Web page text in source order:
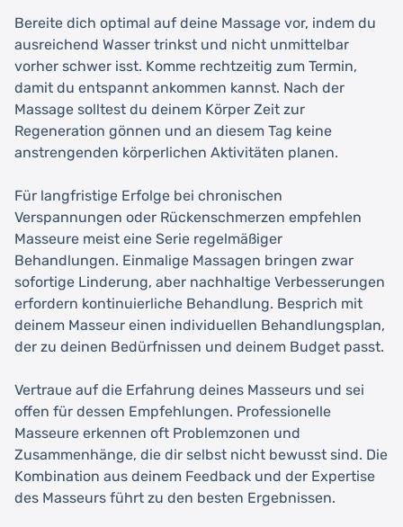
Bereite dich optimal auf deine Massage vor, indem du
ausreichend Wasser trinkst und nicht unmittelbar
vorher schwer isst. Komme rechtzeitig zum Termin,
damit du entspannt ankommen kannst. Nach der
Massage solltest du deinem Körper Zeit zur
Regeneration gönnen und an diesem Tag keine
anstrengenden körperlichen Aktivitäten planen.
Für langfristige Erfolge bei chronischen
Verspannungen oder Rückenschmerzen empfehlen
Masseure meist eine Serie regelmäßiger
Behandlungen. Einmalige Massagen bringen zwar
sofortige Linderung, aber nachhaltige Verbesserungen
erfordern kontinuierliche Behandlung. Besprich mit
deinem Masseur einen individuellen Behandlungsplan,
der zu deinen Bedürfnissen und deinem Budget passt.
Vertraue auf die Erfahrung deines Masseurs und sei
offen für dessen Empfehlungen. Professionelle
Masseure erkennen oft Problemzonen und
Zusammenhänge, die dir selbst nicht bewusst sind. Die
Kombination aus deinem Feedback und der Expertise
des Masseurs führt zu den besten Ergebnissen.